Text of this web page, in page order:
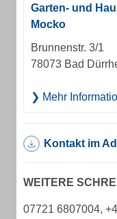
Garten- und
Mocko
Brunnenstr. 3/1
78073 Bad
Mehr
Kontakt im
WEITERE
07721 6807004,